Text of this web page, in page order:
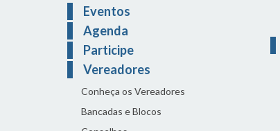
Eventos
Agenda
Participe
Vereadores
Conheça os Vereadores
Bancadas e Blocos